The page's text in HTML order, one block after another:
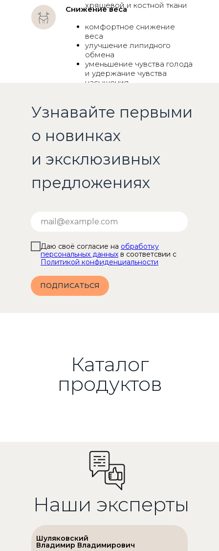
хрящевой и костной ткани
Снижение веса
комфортное снижение
веса
улучшение липидного
обмена
уменьшение чувства голода
и удержание чувства
насыщения
Узнавайте первыми
о новинках
и эксклюзивных
предложениях
Даю своё согласие на обработку
персональных данных в соответсвии с
Политикой конфиденциальности
ПОДПИСАТЬСЯ
Каталог
продуктов
Наши эксперты
Шуляковский
Владимир Владимирович